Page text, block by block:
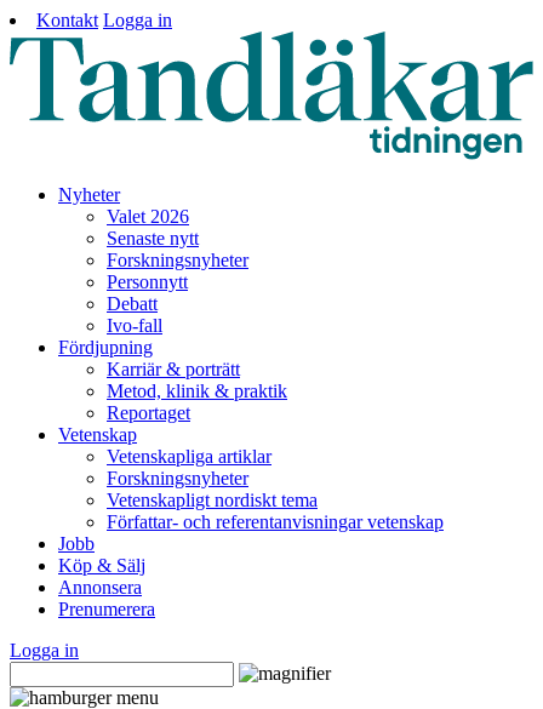
Kontakt Logga in
Nyheter
Valet 2026
Senaste nytt
Forskningsnyheter
Personnytt
Debatt
Ivo-fall
Fördjupning
Karriär & porträtt
Metod, klinik & praktik
Reportaget
Vetenskap
Vetenskapliga artiklar
Forskningsnyheter
Vetenskapligt nordiskt tema
Författar- och referentanvisningar vetenskap
Jobb
Köp & Sälj
Annonsera
Prenumerera
Logga in